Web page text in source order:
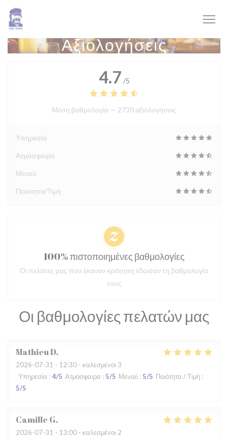
Πίνακας διαχείρισης "Μπισκότων" (Cookies)
Αξιολογήσεις
Οι βαθμολογίες πελατών μας
MathieuD
2026-07-31 - 12:30 - καλεσμένοι 3
Υπηρεσία : 4/5 Ατμόσφαιρα : 5/5 Μενού : 5/5 Ποιότητα / Τιμή :
5/5
Camille G
2026-07-31 - 13:00 - καλεσμένοι 2
4.7 /5
Μέση βαθμολογία — 2730 αξιολογήσεις
Υπηρεσία
Ατμόσφαιρα
Μενού
Ποιότητα/Τιμή
100% πιστοποιημένες βαθμολογίες
Οι πελάτες μας που έκαναν κράτηση έδωσαν τη βαθμολογία
τους